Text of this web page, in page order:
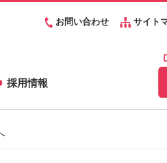
お問い合わせ サイト
採用情報